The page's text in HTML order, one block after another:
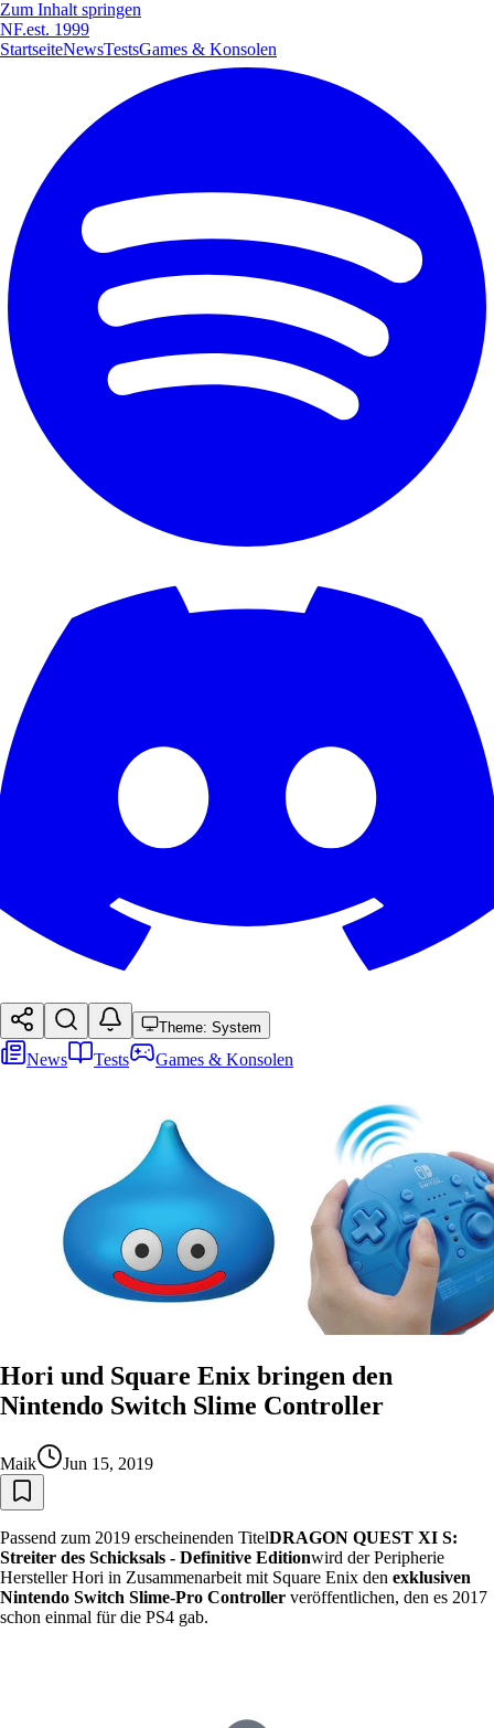
Zum Inhalt springen
NF.est. 1999
StartseiteNewsTestsGames & Konsolen
Theme: System
News Tests Games & Konsolen
Hori und Square Enix bringen den
Nintendo Switch Slime Controller
Maik Jun 15, 2019
Passend zum 2019 erscheinenden TitelDRAGON QUEST XI S:
Streiter des Schicksals - Definitive Editionwird der Peripherie
Hersteller Hori in Zusammenarbeit mit Square Enix den exklusiven
Nintendo Switch Slime-Pro Controller veröffentlichen, den es 2017
schon einmal für die PS4 gab.